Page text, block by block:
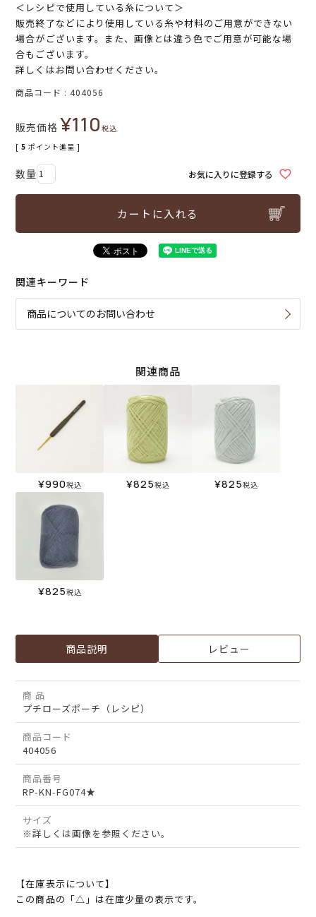
＜レシピで使用している糸について＞
販売終了などにより使用している糸や材料のご用意ができない
場合がございます。また、画像とは違う色でご用意が可能な場
合もございます。
詳しくはお問い合わせください。
商品コード 404056
販売価格 ¥110税込
[ 5 ポイント進呈 ]
お気に入りに登録する
カートに入れる
関連キーワード
商品についてのお問い合わせ
関連商品
¥990税込 ¥825税込 ¥825税込
¥825税込
商品説明 レビュー
商 品
プチローズポーチ（レシピ）
商品コード
404056
商品番号
RP-KN-FG074★
サイズ
※詳しくは画像を参照ください。
【在庫表示について】
この商品の「△」は在庫少量の表示です。